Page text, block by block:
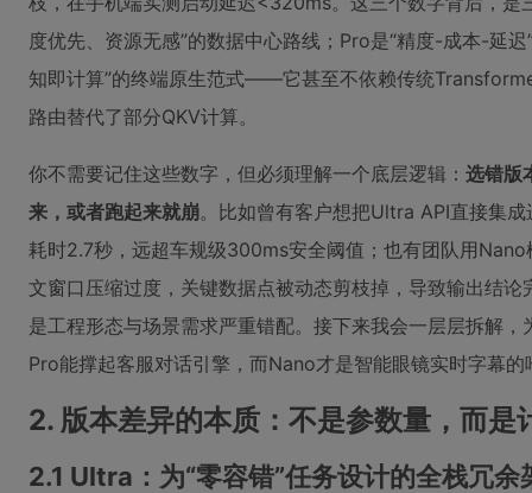
度优先、资源无感”的数据中心路线；Pro是“精度-成本-延
知即计算”的终端原生范式——它甚至不依赖传统
路由替代了部分QKV计算。
你不需要记住这些数字，但必须理解一个底层逻辑： 选错版
来，或者跑起来就崩。比如曾有客户想把Ultra API直接集
耗时2.7秒，远超车规级300ms安全阈值；也有团队用
文窗口压缩过度，关键数据点被动态剪枝掉，导致输出结论
是工程形态与场景需求严重错配。接下来我会一层层拆解
Pro能撑起客服对话引擎，而Nano才是智能眼镜实时字幕的
2. 版本差异的本质：不是参数量，而是
2.1 Ultra：为“零容错”任务设计的全栈冗余